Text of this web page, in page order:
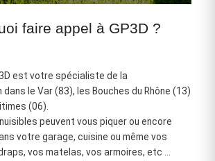
faire appel à GP3D ?
est votre spécialiste de la
le Var (83), les Bouches du Rhône (13)
(06).
peuvent vous piquer ou encore
votre garage, cuisine ou même vos
vos matelas, vos armoires, etc …